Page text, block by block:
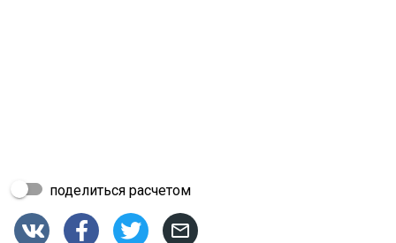
поделиться расчетом
   